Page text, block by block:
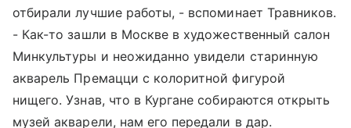
отбирали лучшие работы, - вспоминает Травников.
- Как-то зашли в Москве в художественный салон
Минкультуры и неожиданно увидели старинную
акварель Премацци с колоритной фигурой
нищего. Узнав, что в Кургане собираются открыть
музей акварели, нам его передали в дар.